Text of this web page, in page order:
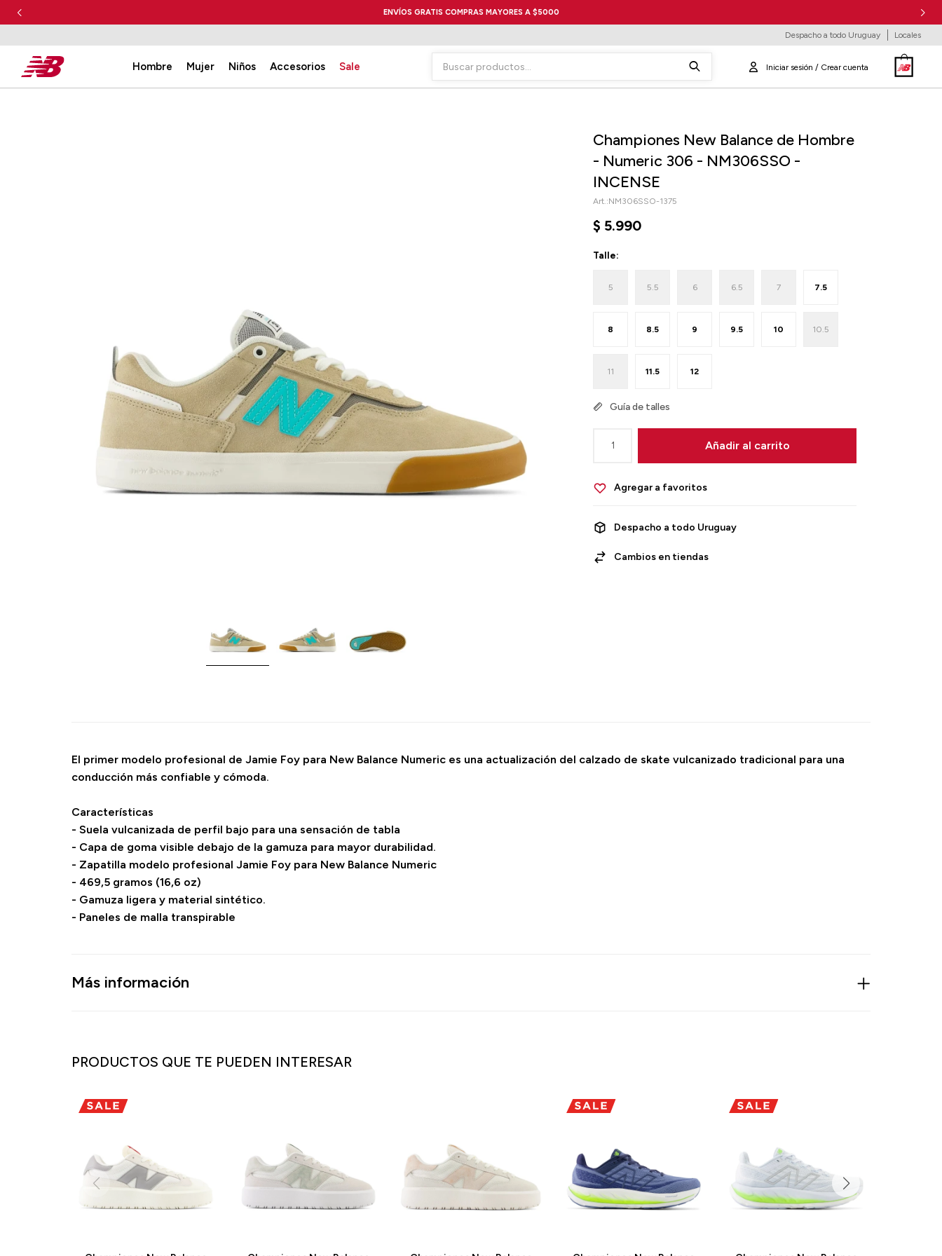
ENVÍOS GRATIS COMPRAS MAYORES A $5000
Hombre Mujer Niños Accesorios Sale
Despacho a todo Uruguay Locales
Championes New Balance de Hombre
- Numeric 306 - NM306SSO -
INCENSE
NM306SSO-1375
$ 5.990
Talle:
5 5.5 6 6.5 7 7.5
8 8.5 9 9.5 10 10.5
11 11.5 12
Guía de talles
1 Añadir al carrito
Despacho a todo Uruguay
Cambios en tiendas
El primer modelo profesional de Jamie Foy para New Balance Numeric es una actualización del calzado de skate vulcanizado tradicional para una
conducción más confiable y cómoda.
Características
- Suela vulcanizada de perfil bajo para una sensación de tabla
- Capa de goma visible debajo de la gamuza para mayor durabilidad.
- Zapatilla modelo profesional Jamie Foy para New Balance Numeric
- 469,5 gramos (16,6 oz)
- Gamuza ligera y material sintético.
- Paneles de malla transpirable
Más información
PRODUCTOS QUE TE PUEDEN INTERESAR